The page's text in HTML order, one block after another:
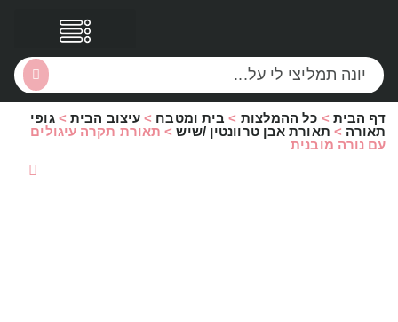
דף הבית > כל ההמלצות > בית ומטבח > עיצוב הבית>גופי
תאורה > תאורת אבן טרוונטין /שיש> תאורת תקרה עיגולים
עם נורה מובנית